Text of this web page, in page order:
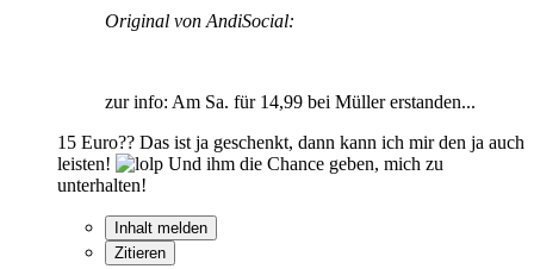
Original von AndiSocial:
zur info: Am Sa. für 14,99 bei Müller erstanden...
15 Euro?? Das ist ja geschenkt, dann kann ich mir den ja auch
leisten!
Und ihm die Chance geben, mich zu
unterhalten!
Inhalt melden
Zitieren